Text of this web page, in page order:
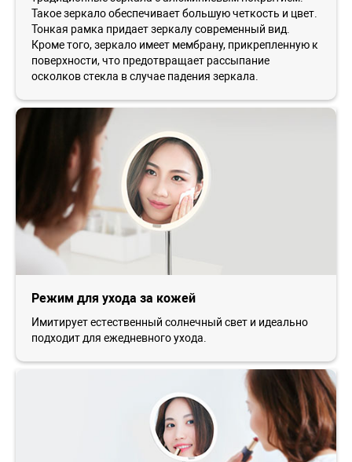
Такое зеркало обеспечивает большую четкость и цвет.
Тонкая рамка придает зеркалу современный вид.
Кроме того, зеркало имеет мембрану, прикрепленную к
поверхности, что предотвращает рассыпание
осколков стекла в случае падения зеркала.
Режим для ухода за кожей
Имитирует естественный солнечный свет и идеально
подходит для ежедневного ухода.